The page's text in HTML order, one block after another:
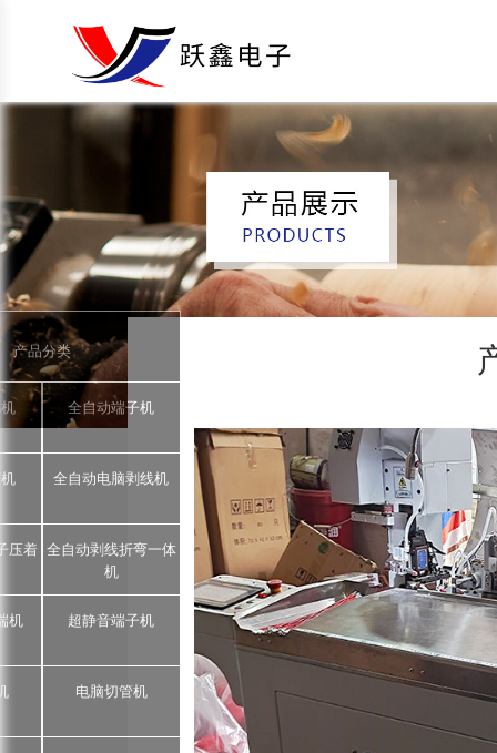
产品分类
全自动端子机
全自动电脑剥线机
压着 全自动剥线折弯一体
机
机 超静音端子机
电脑切管机